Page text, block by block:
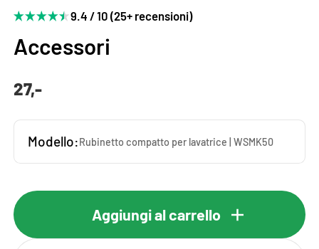
9.4 / 10 (25+ recensioni)
Accessori
27,-
Modello:Rubinetto compatto per lavatrice | WSMK50
Aggiungi al carrello